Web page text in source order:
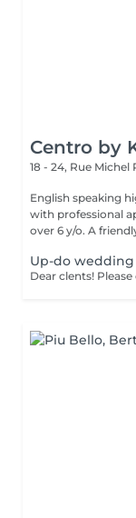
Centro by
18 - 24, Rue Michel
English speaking
with professional
over 6 y/o.
Up-do wedding